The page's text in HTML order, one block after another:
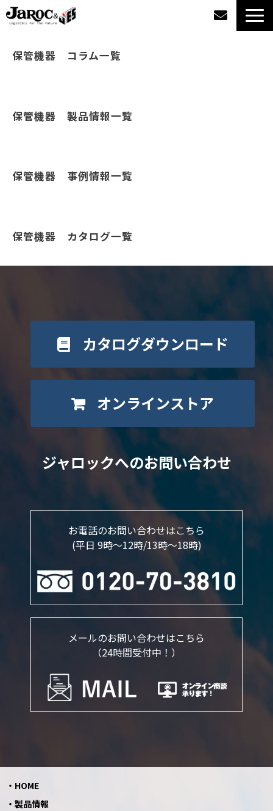
製品情報
企業情報
保管機器　コラム一覧
保管機器　製品情報一覧
保管機器　事例情報一覧
保管機器　カタログ一覧
カタログダウンロード
オンラインストア
ジャロックへのお問い合わせ
お電話のお問い合わせはこちら
(平日 9時～12時/13時〜18時)
メールのお問い合わせはこちら
（24時間受付中！）
HOME
製品情報